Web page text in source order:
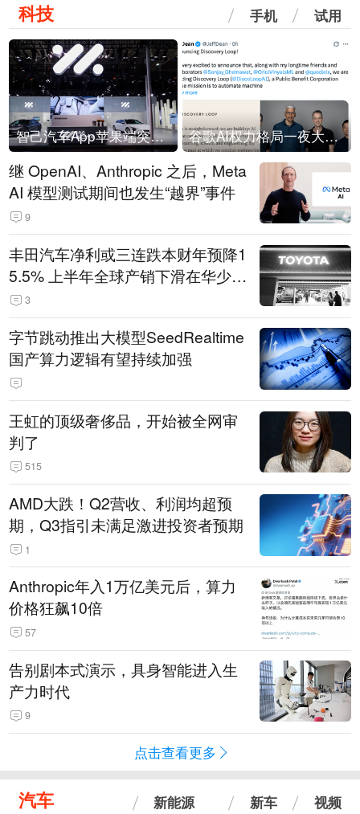
科技 手机 试用
智己汽车App苹果端突然“下架” 谷歌AI权力格局一夜大洗牌
继 OpenAI、Anthropic 之后，Meta
AI 模型测试期间也发生“越界”事件
9
丰田汽车净利或三连跌本财年预降1
5.5% 上半年全球产销下滑在华少卖
14.3万辆
3
字节跳动推出大模型SeedRealtime
国产算力逻辑有望持续加强
王虹的顶级奢侈品，开始被全网审
判了
515
AMD大跌！Q2营收、利润均超预
期，Q3指引未满足激进投资者预期
1
Anthropic年入1万亿美元后，算力
价格狂飙10倍
57
告别剧本式演示，具身智能进入生
产力时代
9
点击查看更多
汽车 新能源 新车 视频